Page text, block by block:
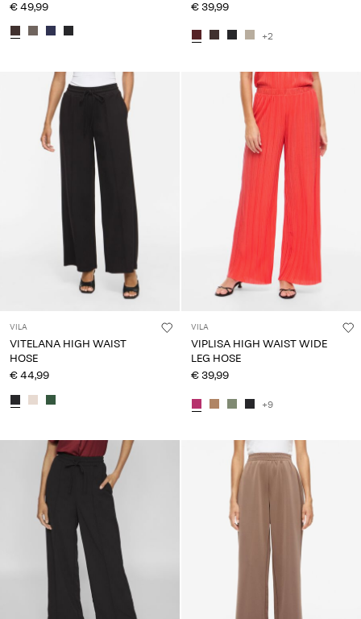
€ 49,99 € 39,99
+2
VILA
VITELANA HIGH WAIST
HOSE
€ 44,99
VILA
VIPLISA HIGH WAIST WIDE
LEG HOSE
€ 39,99
+9